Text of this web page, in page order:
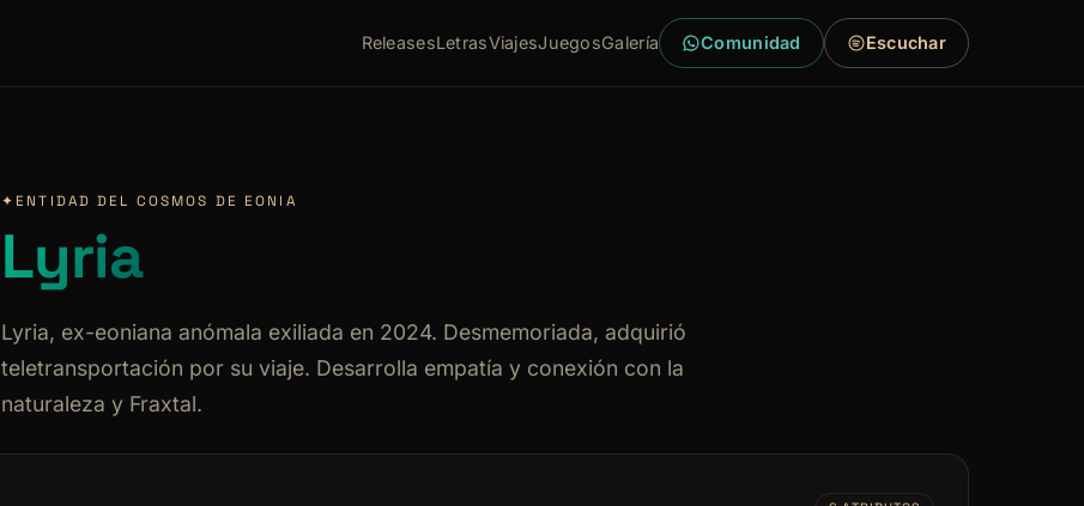
ReleasesLetrasViajesJuegosGalería Comunidad Escuchar
✦ ENTIDAD DEL COSMOS DE EONIA
Lyria
Lyria, ex-eoniana anómala exiliada en 2024. Desmemoriada, adquirió
teletransportación por su viaje. Desarrolla empatía y conexión con la
naturaleza y Fraxtal.